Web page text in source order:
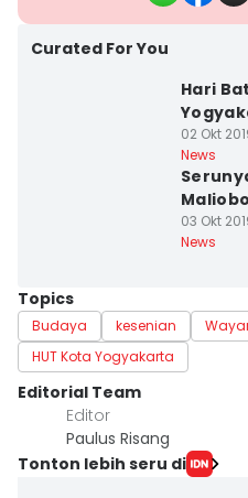
Curated For You
Hari
02 Okt
News
03 Okt
News
Topics
Budaya kesenian
HUT Kota Yogyakarta
Editorial Team
Editor
Paulus Risang
Tonton lebih seru di